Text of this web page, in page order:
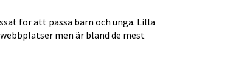
för att passa barn och unga. Lilla
men är bland de mest